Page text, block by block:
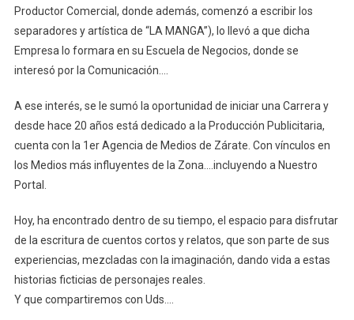
Productor Comercial, donde además, comenzó a escribir los
separadores y artística de “LA MANGA”), lo llevó a que dicha
Empresa lo formara en su Escuela de Negocios, donde se
interesó por la Comunicación….
A ese interés, se le sumó la oportunidad de iniciar una Carrera y
desde hace 20 años está dedicado a la Producción Publicitaria,
cuenta con la 1er Agencia de Medios de Zárate. Con vínculos en
los Medios más influyentes de la Zona….incluyendo a Nuestro
Portal.
Hoy, ha encontrado dentro de su tiempo, el espacio para disfrutar
de la escritura de cuentos cortos y relatos, que son parte de sus
experiencias, mezcladas con la imaginación, dando vida a estas
historias ficticias de personajes reales.
Y que compartiremos con Uds….